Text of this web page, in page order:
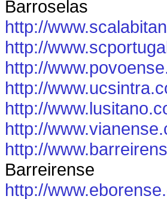
Barroselas
http://
http://
http://
http://
http://
http://
http://
Barreirense
http://